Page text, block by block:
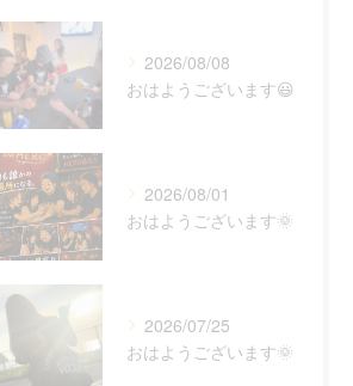
2026/08/08
おはようございます😃
2026/08/01
おはようございます🌞
2026/07/25
おはようございます🌞